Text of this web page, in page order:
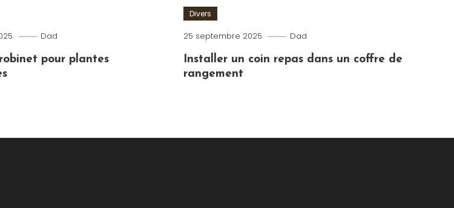
Dad
pour plantes
Divers
25 septembre 2025 Dad
Installer un coin repas dans un coffre de
rangement